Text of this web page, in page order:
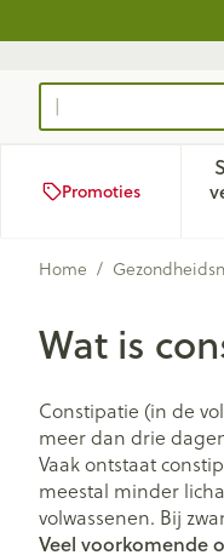
Product, merk,
Promoties
Home /
Wat is
Constipatie (in de
meer dan drie
Vaak ontstaat
meestal minder
volwassenen. Bij
Veel voorkomende